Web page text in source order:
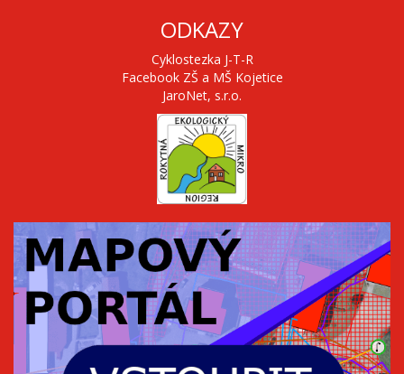
ODKAZY
Cyklostezka J-T-R
Facebook ZŠ a MŠ Kojetice
JaroNet, s.r.o.